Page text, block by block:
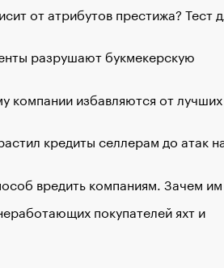
от атрибутов престижа? Тест
разрушают букмекерскую
компании избавляются от лучших
кредиты селлерам до атак
вредить компаниям. Зачем
покупателей яхт и